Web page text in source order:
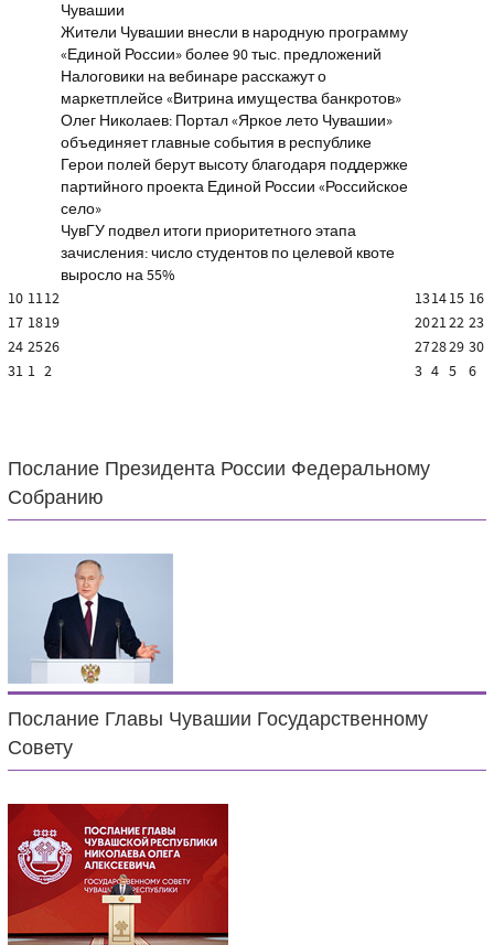
Чувашии
Жители Чувашии внесли в народную программу
«Единой России» более 90 тыс. предложений
Налоговики на вебинаре расскажут о
маркетплейсе «Витрина имущества банкротов»
Олег Николаев: Портал «Яркое лето Чувашии»
объединяет главные события в республике
Герои полей берут высоту благодаря поддержке
партийного проекта Единой России «Российское
село»
ЧувГУ подвел итоги приоритетного этапа
зачисления: число студентов по целевой квоте
выросло на 55%
10 1112 131415 16
17 1819 202122 23
24 2526 272829 30
31 1 2 3 4 5 6
Послание Президента России Федеральному
Собранию
Послание Главы Чувашии Государственному
Совету